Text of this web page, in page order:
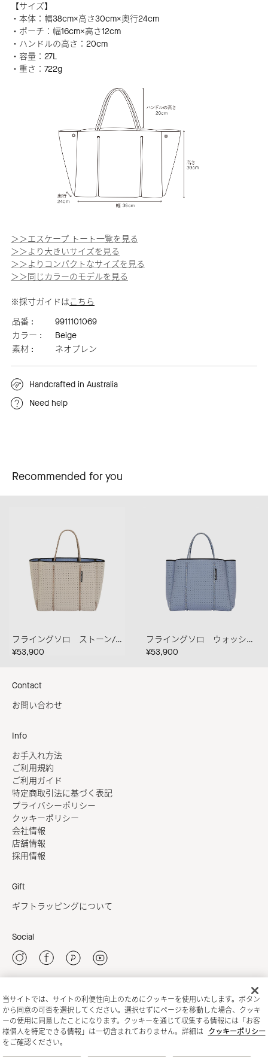
【サイズ】
・本体：幅38cm×高さ30cm×奥行24cm
・ポーチ：幅16cm×高さ12cm
・ハンドルの高さ：20cm
・容量：27L
・重さ：722g
＞＞エスケープ トート一覧を見る
＞＞より大きいサイズを見る
＞＞よりコンパクトなサイズを見る
＞＞同じカラーのモデルを見る
※採寸ガイドはこちら
品番 :
9911101069
カラー :
Beige
素材 :
ネオプレン
Handcrafted in Australia
Need help
Recommended for you
フライングソロ ストーン/ウォッシュドラピス
¥53,900
フライングソロ ウォッシュドラピス/ウォッシュドコーンフラワー
¥53,900
Contact
お問い合わせ
Info
お手入れ方法
ご利用規約
ご利用ガイド
特定商取引法に基づく表記
プライバシーポリシー
クッキーポリシー
会社情報
店舗情報
採用情報
Gift
ギフトラッピングについて
Social
新規会員登録
当サイトでは、サイトの利便性向上のためにクッキーを使用いたします。ボタン
から同意の可否を選択してください。選択せずにページを移動した場合、クッキ
ーの使用に同意したことになります。クッキーを通じて収集する情報には「お客
様個人を特定できる情報」は一切含まれておりません。詳細は
クッキーポリシー
をご確認ください。